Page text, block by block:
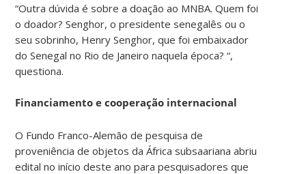
“Outra dúvida é sobre a doação ao MNBA. Quem foi
o doador? Senghor, o presidente senegalês ou o
seu sobrinho, Henry Senghor, que foi embaixador
do Senegal no Rio de Janeiro naquela época? “,
questiona.
Financiamento e cooperação internacional
O Fundo Franco-Alemão de pesquisa de
proveniência de objetos da África subsaariana abriu
edital no início deste ano para pesquisadores que